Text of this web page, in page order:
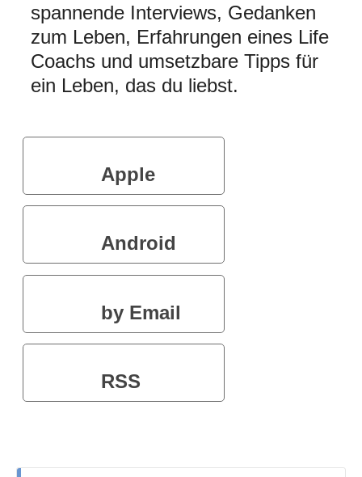
spannende Interviews, Gedanken
zum Leben, Erfahrungen eines Life
Coachs und umsetzbare Tipps für
ein Leben, das du liebst.
Apple
Podcasts
Android
by Email
RSS